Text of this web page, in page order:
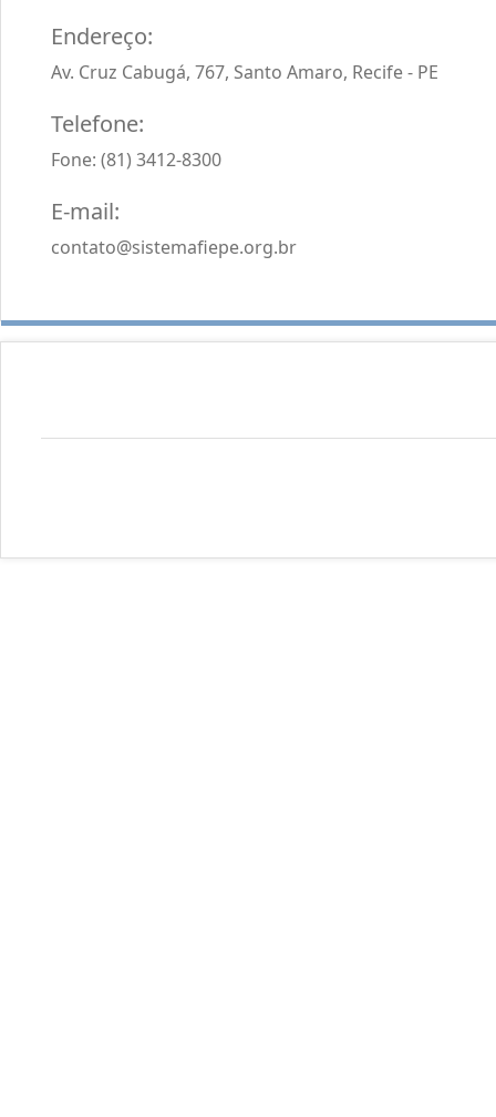
Endereço:
Av. Cruz Cabugá, 767, Santo Amaro, Recife - PE
Telefone:
Fone: (81) 3412-8300
E-mail:
contato@sistemafiepe.org.br